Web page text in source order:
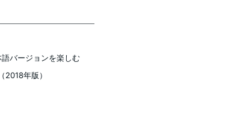
バージョンを楽しむ
年版）